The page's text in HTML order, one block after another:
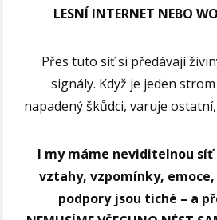
LESNÍ INTERNET NEBO
Přes tuto síť si předávají
signály. Když je jeden
napadený škůdci, varuje
I my máme neviditelnou síť
vztahy, vzpomínky,
podpory jsou tiché – a